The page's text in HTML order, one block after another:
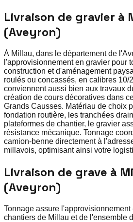
Livraison de gravier à
(Aveyron)
À Millau, dans le département de
l'approvisionnement en gravier pour
construction et d'aménagement
roulés ou concassés, en calibres 10/
conviennent aussi bien aux travaux
création de cours décoratives dans
Grands Causses. Matériau de choix
fondation routière, les tranchées
plateformes de chantier, le gravier
résistance mécanique. Tonnage
camion-benne directement à
millavois, optimisant ainsi votre
Livraison de grave à
(Aveyron)
Tonnage assure
chantiers de Millau et de l'ensemble